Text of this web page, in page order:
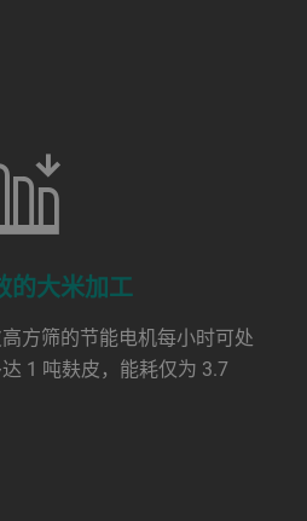
的大米加工
方筛的节能电机每小时可处
1 吨麸皮，能耗仅为 3.7